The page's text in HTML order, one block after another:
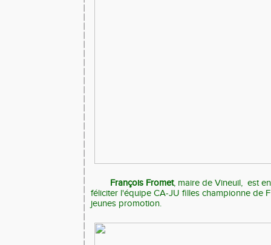
François Fromet, maire de Vineuil, est
féliciter l'équipe CA-JU filles championne de
jeunes promotion.